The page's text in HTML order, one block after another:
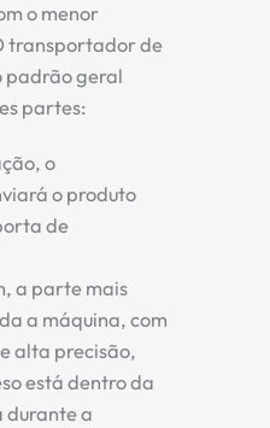
o menor
transportador de
padrão geral
partes:
o
o produto
de
a parte mais
a máquina, com
alta precisão,
está dentro da
a